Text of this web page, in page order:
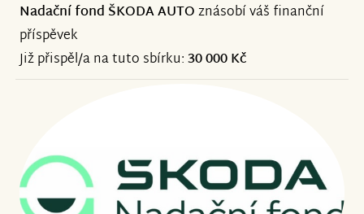
Nadační fond ŠKODA AUTOznásobí váš finanční
příspěvek
Již přispěl/a na tuto sbírku:30 000 Kč